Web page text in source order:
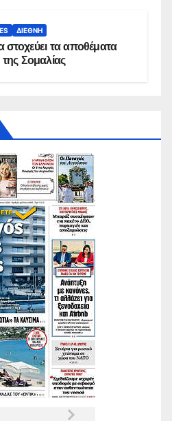
ΔΙΕΘΝΉ
στοχεύει τα αποθέματα
Σομαλίας